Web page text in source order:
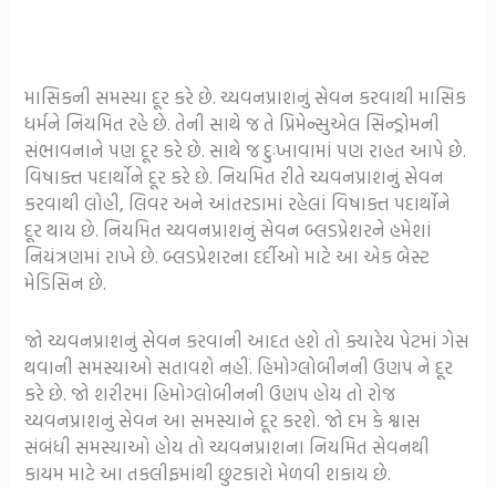
માસિકની સમસ્યા દૂર કરે છે. ચ્યવનપ્રાશનું સેવન કરવાથી માસિક
ધર્મને નિયમિત રહે છે. તેની સાથે જ તે પ્રિમેન્સુએલ સિન્ડ્રોમની
સંભાવનાને પણ દૂર કરે છે. સાથે જ દુઃખાવામાં પણ રાહત આપે છે.
વિષાક્ત પદાર્થોને દૂર કરે છે. નિયમિત રીતે ચ્યવનપ્રાશનું સેવન
કરવાથી લોહી, લિવર અને આંતરડામાં રહેલાં વિષાક્ત પદાર્થોને
દૂર થાય છે. નિયમિત ચ્યવનપ્રાશનું સેવન બ્લડપ્રેશરને હમેશાં
નિયંત્રણમાં રાખે છે. બ્લડપ્રેશરના દર્દીઓ માટે આ એક બેસ્ટ
મેડિસિન છે.
જો ચ્યવનપ્રાશનું સેવન કરવાની આદત હશે તો ક્યારેય પેટમાં ગેસ
થવાની સમસ્યાઓ સતાવશે નહીં. હિમોગ્લોબીનની ઉણપ ને દૂર
કરે છે. જો શરીરમાં હિમોગ્લોબીનની ઉણપ હોય તો રોજ
ચ્યવનપ્રાશનું સેવન આ સમસ્યાને દૂર કરશે. જો દમ કે શ્વાસ
સંબંધી સમસ્યાઓ હોય તો ચ્યવનપ્રાશના નિયમિત સેવનથી
કાયમ માટે આ તકલીફમાંથી છુટકારો મેળવી શકાય છે.